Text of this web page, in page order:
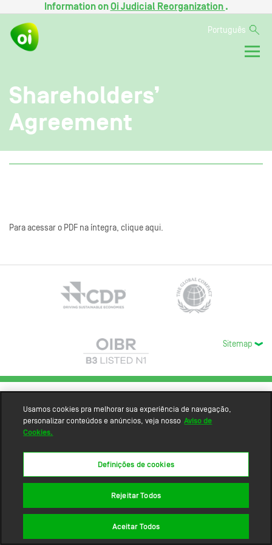
Information onOi Judicial Reorganization .
Português
Shareholders’
Agreement
Para acessar o PDF na íntegra, clique aqui.
Sitemap
Usamos cookies pra melhorar sua experiência de navegação,
personalizar conteúdos e anúncios, veja nosso Aviso de
Cookies.
Definições de cookies
Rejeitar Todos
Aceitar Todos